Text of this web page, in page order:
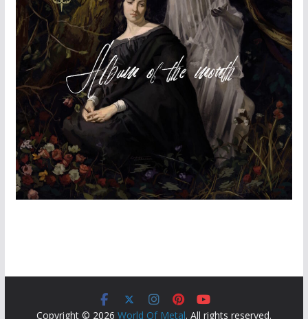
Copyright © 2026 World Of Metal. All rights reserved.